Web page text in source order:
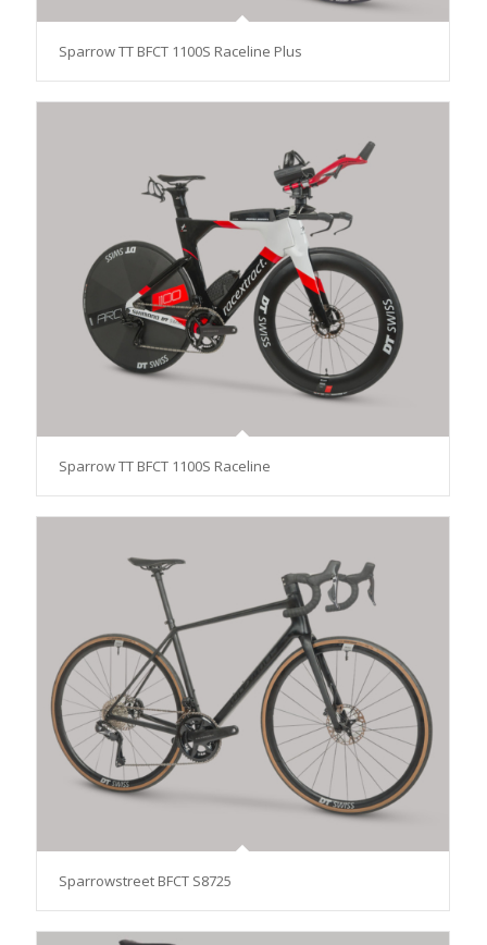
Sparrow TT BFCT 1100S Raceline Plus
Sparrow TT BFCT 1100S Raceline
Sparrowstreet BFCT S8725